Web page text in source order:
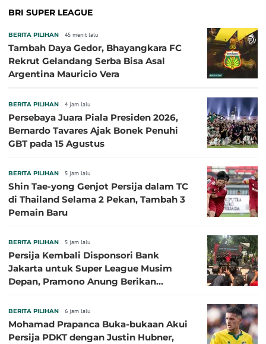
BRI SUPER LEAGUE
BERITA PILIHAN 45 menit lalu
Tambah Daya Gedor, Bhayangkara FC
Rekrut Gelandang Serba Bisa Asal
Argentina Mauricio Vera
BERITA PILIHAN 4 jam lalu
Persebaya Juara Piala Presiden 2026,
Bernardo Tavares Ajak Bonek Penuhi
GBT pada 15 Agustus
BERITA PILIHAN 5 jam lalu
Shin Tae-yong Genjot Persija dalam TC
di Thailand Selama 2 Pekan, Tambah 3
Pemain Baru
BERITA PILIHAN 5 jam lalu
Persija Kembali Disponsori Bank
Jakarta untuk Super League Musim
Depan, Pramono Anung Berikan
BERITA PILIHAN 6 jam lalu
Mohamad Prapanca Buka-bukaan Akui
Persija PDKT dengan Justin Hubner,